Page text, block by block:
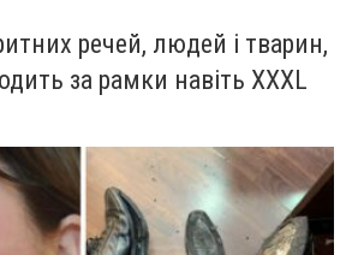
речей, людей і тварин,
за рамки навіть XXXL